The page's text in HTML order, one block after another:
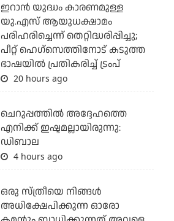
ഇറാന്‍ യുദ്ധം കാരണമുള്ള
യു.എസ് ആയുധക്ഷാമം
പരിഹരിച്ചെന്ന് തെറ്റിദ്ധരിപ്പിച്ചു;
പീറ്റ് ഹെഗ്‌സെത്തിനോട് കടുത്ത
ഭാഷയില്‍ പ്രതികരിച്ച് ട്രംപ്
20 hours ago
ചെറുപ്പത്തില്‍ അദ്ദേഹത്തെ
എനിക്ക് ഇഷ്ടമല്ലായിരുന്നു:
ഡിബാല
4 hours ago
ഒരു സ്ത്രീയെ നിങ്ങള്‍
അധിക്ഷേപിക്കുന്ന ഓരോ